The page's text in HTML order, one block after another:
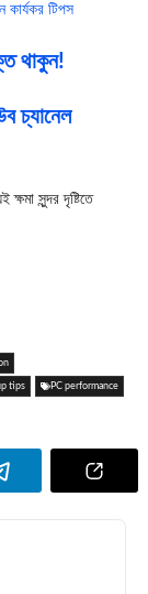
কার্যকর টিপস
থাকুন!
চ্যানেল
সুন্দর দৃষ্টিতে
tips PC performance